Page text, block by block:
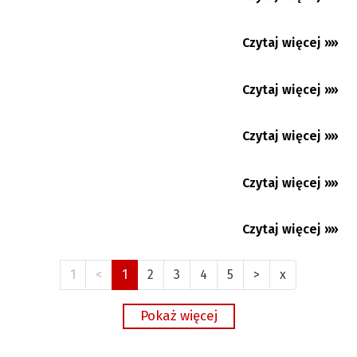
27.07.2026
Czytaj więcej »»
27.07.2026
Czytaj więcej »»
24.07.2026
Czytaj więcej »»
23.07.2026
Czytaj więcej »»
21.07.2026
Więcej pytań, niż odpowiedzi. Huśtawka
Czytaj więcej »»
1 < 1 2 3 4 5 > x